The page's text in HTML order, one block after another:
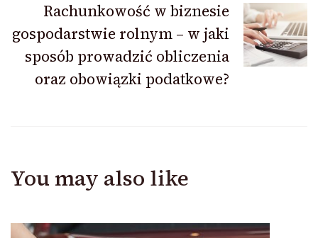
Rachunkowość w biznesie
gospodarstwie rolnym – w jaki
sposób prowadzić obliczenia
oraz obowiązki podatkowe?
You may also like